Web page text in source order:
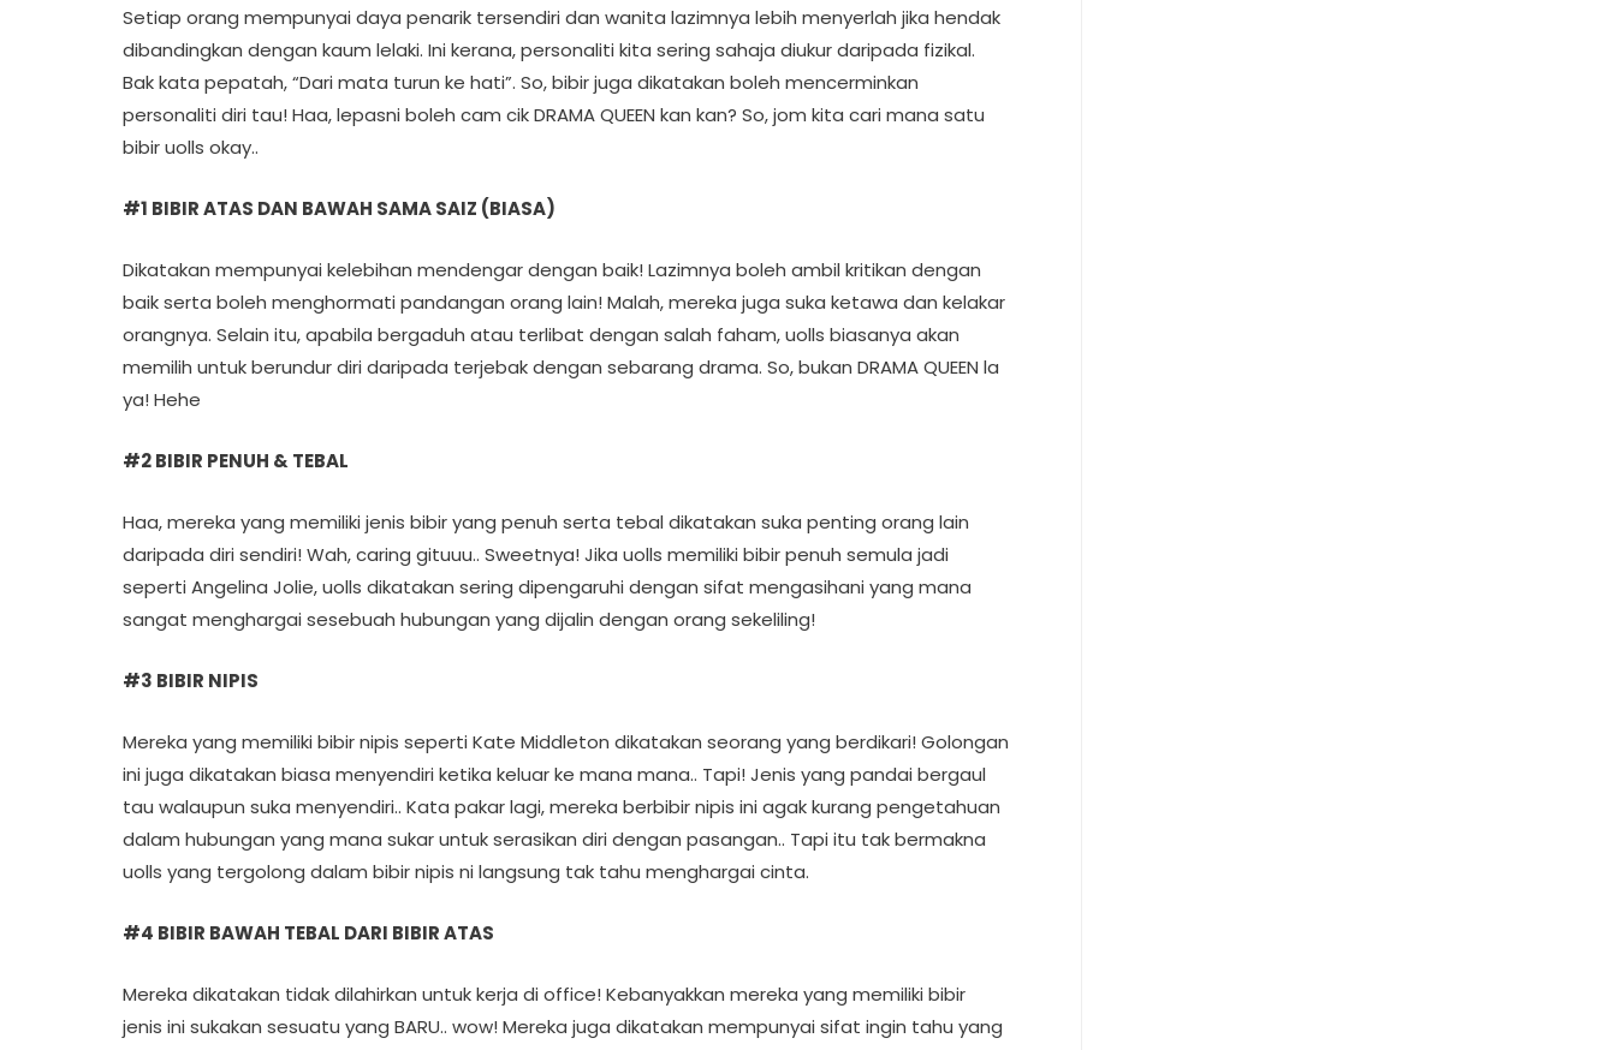
Setiap orang mempunyai daya penarik tersendiri dan wanita lazimnya lebih menyerlah jika hendak
dibandingkan dengan kaum lelaki. Ini kerana, personaliti kita sering sahaja diukur daripada fizikal.
Bak kata pepatah, “Dari mata turun ke hati”. So, bibir juga dikatakan boleh mencerminkan
personaliti diri tau! Haa, lepasni boleh cam cik DRAMA QUEEN kan kan? So, jom kita cari mana satu
bibir uolls okay..
#1 BIBIR ATAS DAN BAWAH SAMA SAIZ (BIASA)
Dikatakan mempunyai kelebihan mendengar dengan baik! Lazimnya boleh ambil kritikan dengan
baik serta boleh menghormati pandangan orang lain! Malah, mereka juga suka ketawa dan kelakar
orangnya. Selain itu, apabila bergaduh atau terlibat dengan salah faham, uolls biasanya akan
memilih untuk berundur diri daripada terjebak dengan sebarang drama. So, bukan DRAMA QUEEN la
ya! Hehe
#2 BIBIR PENUH & TEBAL
Haa, mereka yang memiliki jenis bibir yang penuh serta tebal dikatakan suka penting orang lain
daripada diri sendiri! Wah, caring gituuu.. Sweetnya! Jika uolls memiliki bibir penuh semula jadi
seperti Angelina Jolie, uolls dikatakan sering dipengaruhi dengan sifat mengasihani yang mana
sangat menghargai sesebuah hubungan yang dijalin dengan orang sekeliling!
#3 BIBIR NIPIS
Mereka yang memiliki bibir nipis seperti Kate Middleton dikatakan seorang yang berdikari! Golongan
ini juga dikatakan biasa menyendiri ketika keluar ke mana mana.. Tapi! Jenis yang pandai bergaul
tau walaupun suka menyendiri.. Kata pakar lagi, mereka berbibir nipis ini agak kurang pengetahuan
dalam hubungan yang mana sukar untuk serasikan diri dengan pasangan.. Tapi itu tak bermakna
uolls yang tergolong dalam bibir nipis ni langsung tak tahu menghargai cinta.
#4 BIBIR BAWAH TEBAL DARI BIBIR ATAS
Mereka dikatakan tidak dilahirkan untuk kerja di office! Kebanyakkan mereka yang memiliki bibir
jenis ini sukakan sesuatu yang BARU.. wow! Mereka juga dikatakan mempunyai sifat ingin tahu yang